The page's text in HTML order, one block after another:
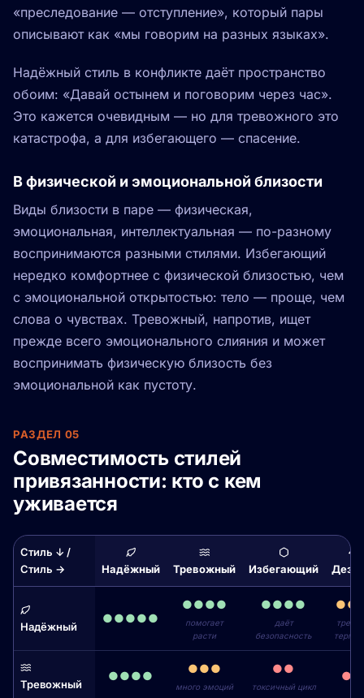
«преследование — отступление», который пары
описывают как «мы говорим на разных языках».
Надёжный стиль в конфликте даёт пространство
обоим: «Давай остынем и поговорим через час».
Это кажется очевидным — но для тревожного это
катастрофа, а для избегающего — спасение.
В физической и эмоциональной близости
Виды близости в паре — физическая,
эмоциональная, интеллектуальная — по-разному
воспринимаются разными стилями. Избегающий
нередко комфортнее с физической близостью, чем
с эмоциональной открытостью: тело — проще, чем
слова о чувствах. Тревожный, напротив, ищет
прежде всего эмоционального слияния и может
воспринимать физическую близость без
эмоциональной как пустоту.
РАЗДЕЛ 05
Совместимость стилей
привязанности: кто с кем
уживается
Стиль ↓ /
Стиль →
Надёжный Тревожный Избегающий
Надёжный
●●●●●
●●●●
помогает
расти
●●●●
даёт
безопасность
Тревожный
●●●●
●●●
много эмоций
●●
токсичный цикл
●●